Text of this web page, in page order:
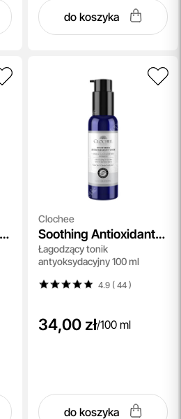
do koszyka
Clochee
Soothing Antioxidant
Toner
Łagodzący tonik
antyoksydacyjny 100 ml
4.9 ( 44)
34,00 zł/100 ml
do koszyka